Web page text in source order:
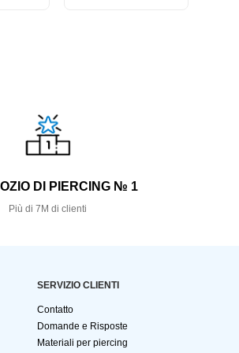
DI PIERCING № 1
Più di 7M di clienti
SERVIZIO CLIENTI
Contatto
Domande e Risposte
Materiali per piercing